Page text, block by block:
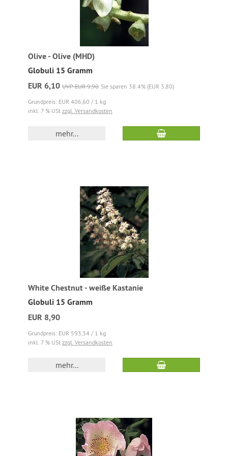
Olive - Olive (MHD)
Globuli 15 Gramm
EUR 6,10 UVP EUR 9,90 Sie sparen 38.4% (EUR 3,80)
Grundpreis: EUR 406,60 / 1 kg
inkl. 7 % USt zzgl. Versandkosten
mehr...
White Chestnut - weiße Kastanie
Globuli 15 Gramm
EUR 8,90
Grundpreis: EUR 593,34 / 1 kg
inkl. 7 % USt zzgl. Versandkosten
mehr...